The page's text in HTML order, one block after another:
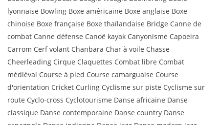
lyonnaise Bowling Boxe américaine Boxe anglaise Boxe
chinoise Boxe française Boxe thaïlandaise Bridge Canne de
combat Canne défense Canoë kayak Canyonisme Capoeira
Carrom Cerf volant Chanbara Char à voile Chasse
Cheerleading Cirque Claquettes Combat libre Combat
médiéval Course à pied Course camarguaise Course
d'orientation Cricket Curling Cyclisme sur piste Cyclisme sur
route Cyclo-cross Cyclotourisme Danse africaine Danse
classique Danse contemporaine Danse country Danse